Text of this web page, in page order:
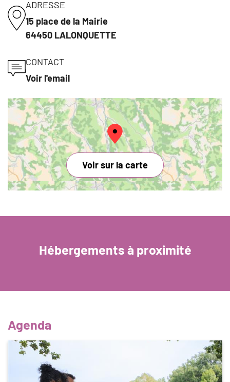
ADRESSE
15 place de la Mairie
64450 LALONQUETTE
CONTACT
Voir l'email
Voir sur la carte
Hébergements à proximité
Agenda